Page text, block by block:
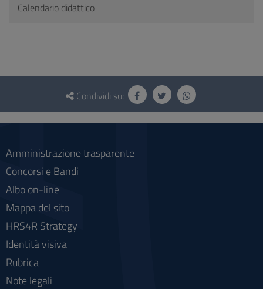
Calendario didattico
Questionario
social
Condividi su:
Amministrazione trasparente
Concorsi e Bandi
Albo on-line
Mappa del sito
HRS4R Strategy
Identità visiva
Rubrica
Note legali